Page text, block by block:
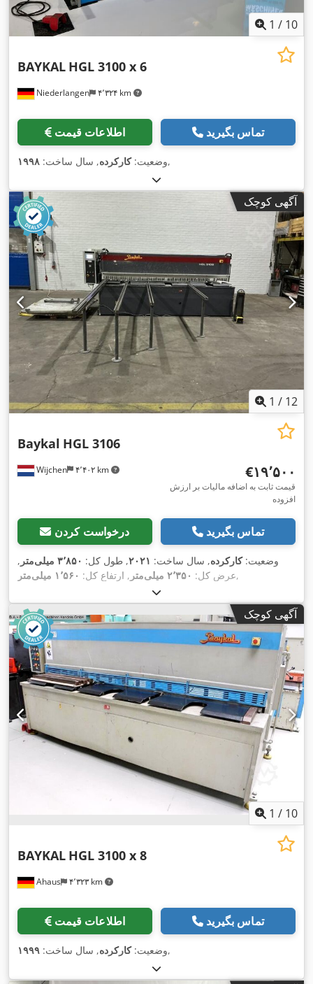
1 / 10
Niederlangen ۴٬۳۲۴ km
BAYKAL HGL 3100 x 6
اطلاعات قیمت تماس بگیرید
وضعیت:کارکرده, سال ساخت: ۱۹۹۸ ,
آگهی کوچک
1 / 12
Wijchen ۴٬۴۰۲ km
Baykal HGL 3106
‎€۱۹٬۵۰۰
قیمت ثابت به اضافه مالیات بر ارزش
افزوده
درخواست کردن تماس بگیرید
وضعیت:کارکرده, سال ساخت: ۲۰۲۱, طول کل: ۳٬۸۵۰ میلی‌متر
,
عرض کل: ۲٬۳۵۰ میلی‌متر , ارتفاع کل: ۱٬۵۶۰ میلی‌متر ,
آگهی کوچک
1 / 10
Ahaus ۴٬۳۲۳ km
BAYKAL HGL 3100 x 8
اطلاعات قیمت تماس بگیرید
وضعیت:کارکرده, سال ساخت: ۱۹۹۹ ,